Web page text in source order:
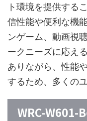
ト環境を提供する
信性能や便利な機
ンゲーム、動画視
ークニーズに応え
ありながら、性能
するため、多くの
WRC-W601-